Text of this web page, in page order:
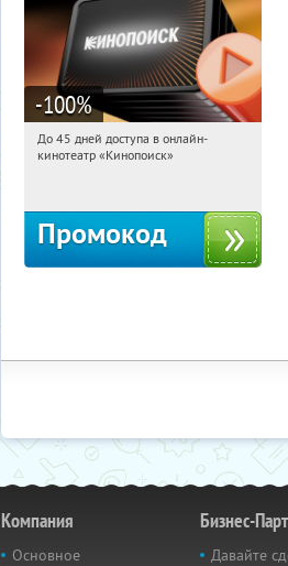
-100%
19:47:52 Получили:
До 45 дней доступа в онлайн-
кинотеатр «Кинопоиск»
Промокод
Компания
Основное
Бизнес-
Давайте